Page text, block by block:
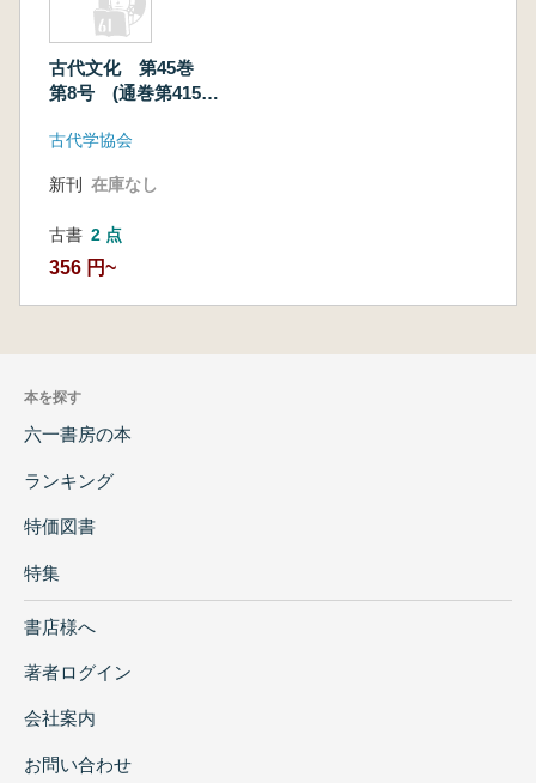
古代文化 第45巻
第8号 (通巻第415
古代学協会
新刊 在庫なし
古書 2 点
356 円~
本を探す
六一書房の本
ランキング
特価図書
特集
書店様へ
著者ログイン
会社案内
お問い合わせ